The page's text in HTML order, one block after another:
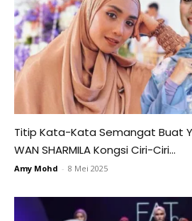
Titip Kata-Kata Semangat Buat
WAN SHARMILA Kongsi Ciri-Ciri...
Amy Mohd - 8 Mei 2025